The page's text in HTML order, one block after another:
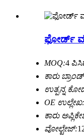
ಫೋರ್ಡ್
MOQ:4
ಕಾರು
ಉತ್ಪನ್ನ
OE ಉಲ್ಲೇಖ:
ಕಾರು
ವೋಲ್ಟೇಜ್: